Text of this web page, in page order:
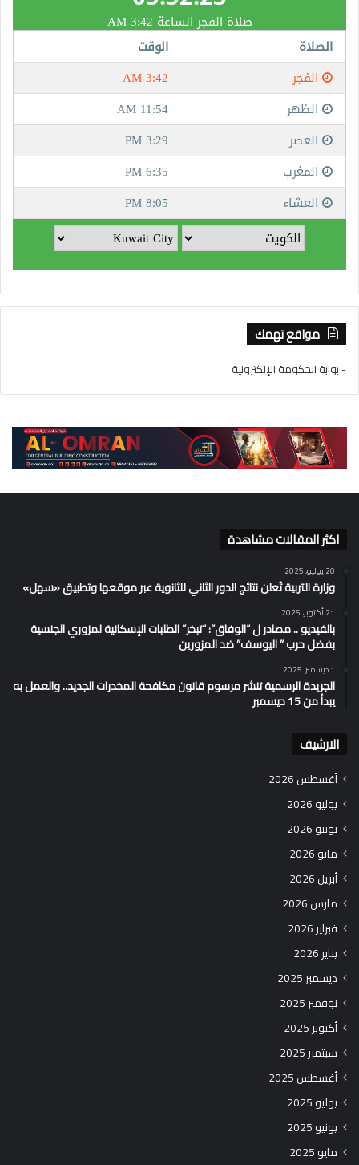
مواقع تهمك
- بوابة الحكومة الإلكترونية
اكثر المقالات مشاهدة
20 يوليو، 2025
وزارة التربية تُعلن نتائج الدور الثاني للثانوية عبر موقعها وتطبيق «سهل»
21 أكتوبر، 2025
بالفيديو .. مصادر ل “الوفاق”: “تبخر” الطلبات الإسكانية لمزوري الجنسية
بفضل حرب ” اليوسف” ضد المزورين
1 ديسمبر، 2025
الجريدة الرسمية تنشر مرسوم قانون مكافحة المخدرات الجديد.. والعمل به
يبدأ من 15 ديسمبر
الارشيف
أغسطس 2026
يوليو 2026
يونيو 2026
مايو 2026
أبريل 2026
مارس 2026
فبراير 2026
يناير 2026
ديسمبر 2025
نوفمبر 2025
أكتوبر 2025
سبتمبر 2025
أغسطس 2025
يوليو 2025
يونيو 2025
مايو 2025